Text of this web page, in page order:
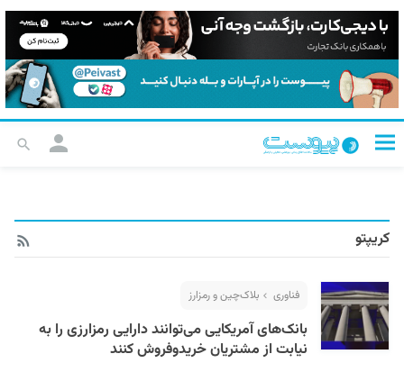
کریپتو
فناوری بلاک‌چین و رمزارز
بانک‌های آمریکایی می‌توانند دارایی رمزارزی را به
نیابت از مشتریان خریدوفروش کنند